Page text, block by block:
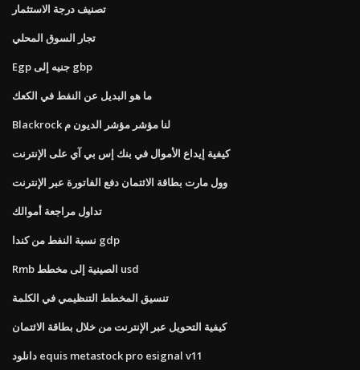
تصنيف درجة الاستثمار
تجار السوق المحلي
Egp جنيه إلى gbp
ما هو البديل عن النفط في الكعك
Blackrock لنا مؤشر مؤشر الديون م
كيفية إيداع الأموال في بنك إس بي آي على الإنترنت
وول مارت بطاقة الائتمان دفع الفاتورة عبر الإنترنت
تداول مراجعة أموالك
نسبة النفط من كندا gdp
Rmb الصينية إلى مخطط usd
تنسيق المخطط التنظيمي في الكلمة
كيفية التحويل عبر الإنترنت من خلال بطاقة الائتمان
دانلود equis metastock pro esignal v11